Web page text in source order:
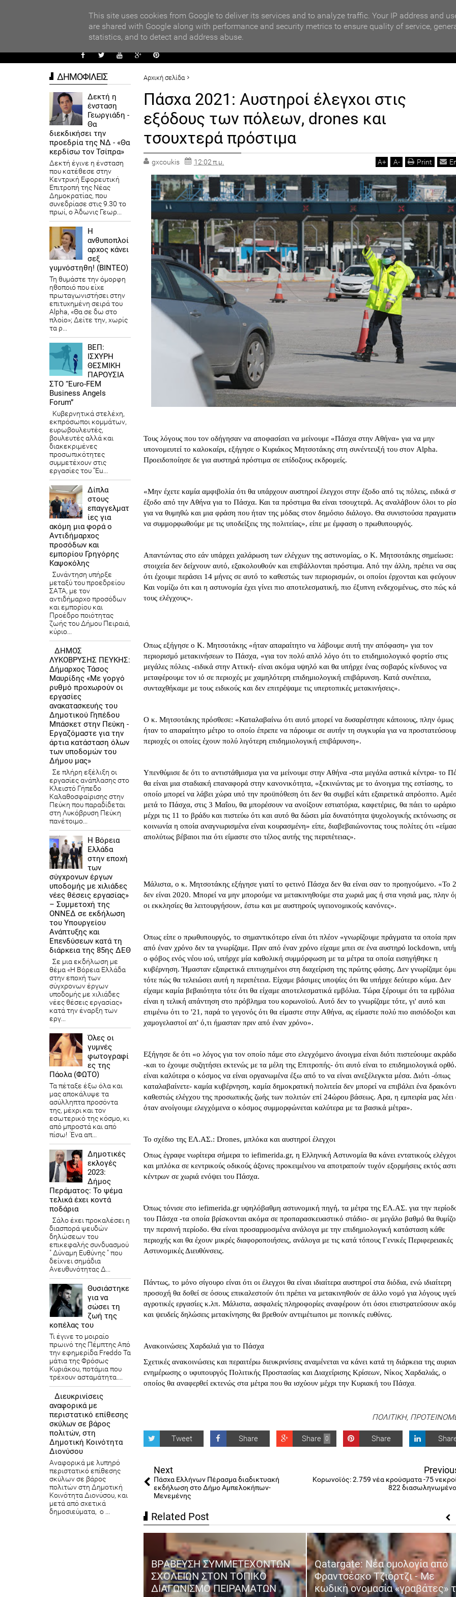
ΑΥΤΟΔΙΟΙΚΗΣΗ
Αρχική σελίδα
ΠΟΛΙΤΙΚΗ
ΠΡΟΤΕΙΝΟΜΕΝΟ
Πάσχα 2021: Αυστηροί έλεγχοι στις εξόδους των πόλεων, drones και τσουχτερά πρόστιμα
Πάσχα 2021: Αυστηροί έλεγχοι στις
εξόδους των πόλεων, drones και
τσουχτερά πρόστιμα
gxcoukis 12:02 π.μ. A+ A- Print
Τους λόγους που τον οδήγησαν να αποφασίσει να μείνουμε «Πάσχα στην Αθήνα» για να μην
υπονομευτεί το καλοκαίρι, εξήγησε ο Κυριάκος Μητσοτάκης στη συνέντευξή του στον Alpha.
Προειδοποίησε δε για αυστηρά πρόστιμα σε επίδοξους εκδρομείς.
«Μην έχετε καμία αμφιβολία ότι θα υπάρχουν αυστηροί έλεγχοι στην έξοδο από τις πόλεις, ειδικά
έξοδο από την Αθήνα για το Πάσχα. Και τα πρόστιμα θα είναι τσουχτερά. Ας αναλάβουν όλοι το
για να θυμηθώ και μια φράση που ήταν της μόδας στον δημόσιο διάλογο. Θα συνιστούσα
να συμμορφωθούμε με τις υποδείξεις της πολιτείας», είπε με έμφαση ο πρωθυπουργός.
Απαντώντας στο εάν υπάρχει χαλάρωση των ελέγχων της αστυνομίας, ο Κ. Μητσοτάκης σημείωσε:
στοιχεία δεν δείχνουν αυτό, εξακολουθούν και επιβάλλονται πρόστιμα. Από την άλλη, πρέπει να
ότι έχουμε περάσει 14 μήνες σε αυτό το καθεστώς των περιορισμών, οι οποίοι έρχονται και
Και νομίζω ότι και η αστυνομία έχει γίνει πιο αποτελεσματική, πιο έξυπνη ενδεχομένως, στο πώς
τους ελέγχους».
Οπως εξήγησε ο Κ. Μητσοτάκης «ήταν απαραίτητο να λάβουμε αυτή την απόφαση» για τον
περιορισμό μετακινήσεων το Πάσχα, «για τον πολύ απλό λόγο ότι το επιδημιολογικό φορτίο στις
μεγάλες πόλεις -ειδικά στην Αττική- είναι ακόμα υψηλό και θα υπήρχε ένας σοβαρός κίνδυνος να
μεταφέρουμε τον ιό σε περιοχές με χαμηλότερη επιδημιολογική επιβάρυνση. Κατά συνέπεια,
συνταχθήκαμε με τους ειδικούς και δεν επιτρέψαμε τις υπερτοπικές μετακινήσεις».
Ο κ. Μητσοτάκης πρόσθεσε: «Καταλαβαίνω ότι αυτό μπορεί να δυσαρέστησε κάποιους, πλην όμως
ήταν το απαραίτητο μέτρο το οποίο έπρεπε να πάρουμε σε αυτήν τη συγκυρία για να
περιοχές οι οποίες έχουν πολύ λιγότερη επιδημιολογική επιβάρυνση».
Υπενθύμισε δε ότι το αντιστάθμισμα για να μείνουμε στην Αθήνα -στα μεγάλα αστικά κέντρα- το
θα είναι μια σταδιακή επαναφορά στην κανονικότητα, «ξεκινώντας με το άνοιγμα της εστίασης, το
οποίο μπορεί να λάβει χώρα υπό την προϋπόθεση ότι δεν θα συμβεί κάτι εξαιρετικά απρόοπτο.
μετά το Πάσχα, στις 3 Μαΐου, θα μπορέσουν να ανοίξουν εστιατόρια, καφετέριες, θα πάει το ωράριο
μέχρι τις 11 το βράδυ και πιστεύω ότι και αυτό θα δώσει μία δυνατότητα ψυχολογικής εκτόνωσης
κοινωνία η οποία αναγνωρισμένα είναι κουρασμένη» είπε, διαβεβαιώνοντας τους πολίτες ότι
απολύτως βέβαιοι πια ότι είμαστε στο τέλος αυτής της περιπέτειας».
Μάλιστα, ο κ. Μητσοτάκης εξήγησε γιατί το φετινό Πάσχα δεν θα είναι σαν το προηγούμενο. «Το
δεν είναι 2020. Μπορεί να μην μπορούμε να μετακινηθούμε στα χωριά μας ή στα νησιά μας, πλην
οι εκκλησίες θα λειτουργήσουν, έστω και με αυστηρούς υγειονομικούς κανόνες».
Οπως είπε ο πρωθυπουργός, το σημαντικότερο είναι ότι πλέον «γνωρίζουμε πράγματα τα οποία πριν
από έναν χρόνο δεν τα γνωρίζαμε. Πριν από έναν χρόνο είχαμε μπει σε ένα αυστηρό lockdown,
ο φόβος ενός νέου ιού, υπήρχε μία καθολική συμμόρφωση με τα μέτρα τα οποία εισηγήθηκε η
κυβέρνηση. Ήμασταν εξαιρετικά επιτυχημένοι στη διαχείριση της πρώτης φάσης. Δεν γνωρίζαμε
τότε πώς θα τελειώσει αυτή η περιπέτεια. Είχαμε βάσιμες υποψίες ότι θα υπήρχε δεύτερο κύμα. Δεν
είχαμε καμία βεβαιότητα τότε ότι θα είχαμε αποτελεσματικά εμβόλια. Τώρα ξέρουμε ότι τα εμβόλια
είναι η τελική απάντηση στο πρόβλημα του κορωνοϊού. Αυτό δεν το γνωρίζαμε τότε, γι' αυτό και
επιμένω ότι το '21, παρά το γεγονός ότι θα είμαστε στην Αθήνα, ας είμαστε πολύ πιο αισιόδοξοι
χαμογελαστοί απ' ό,τι ήμασταν πριν από έναν χρόνο».
Εξήγησε δε ότι «ο λόγος για τον οποίο πάμε στο ελεγχόμενο άνοιγμα είναι διότι πιστεύουμε
-και το έχουμε συζητήσει εκτενώς με τα μέλη της Επιτροπής- ότι αυτό είναι το επιδημιολογικά
είναι καλύτερα ο κόσμος να είναι οργανωμένα έξω από το να είναι ανεξέλεγκτα μέσα. Διότι -όπως
καταλαβαίνετε- καμία κυβέρνηση, καμία δημοκρατική πολιτεία δεν μπορεί να επιβάλει ένα
καθεστώς ελέγχου της προσωπικής ζωής των πολιτών επί 24ώρου βάσεως. Αρα, η εμπειρία μας λέει
όταν ανοίγουμε ελεγχόμενα ο κόσμος συμμορφώνεται καλύτερα με τα βασικά μέτρα».
Το σχέδιο της ΕΛ.ΑΣ.: Drones, μπλόκα και αυστηροί έλεγχοι
Οπως έγραφε νωρίτερα σήμερα το iefimerida.gr, η Ελληνική Αστυνομία θα κάνει εντατικούς
και μπλόκα σε κεντρικούς οδικούς άξονες προκειμένου να αποτραπούν τυχόν εξορμήσεις εκτός
κέντρων σε χωριά ενόψει του Πάσχα.
Όπως τόνισε στο iefimerida.gr υψηλόβαθμη αστυνομική πηγή, τα μέτρα της ΕΛ.ΑΣ. για την
του Πάσχα -τα οποία βρίσκονται ακόμα σε προπαρασκευαστικό στάδιο- σε μεγάλο βαθμό θα
την περσινή περίοδο. Θα είναι προσαρμοσμένα ανάλογα με την επιδημιολογική κατάσταση κάθε
περιοχής και θα έχουν μικρές διαφοροποιήσεις, ανάλογα με τις κατά τόπους Γενικές Περιφερειακές
Αστυνομικές Διευθύνσεις.
Πάντως, το μόνο σίγουρο είναι ότι οι έλεγχοι θα είναι ιδιαίτερα αυστηροί στα διόδια, ενώ ιδιαίτερη
προσοχή θα δοθεί σε όσους επικαλεστούν ότι πρέπει να μετακινηθούν σε άλλο νομό για λόγους
αγροτικές εργασίες κ.λπ. Μάλιστα, ασφαλείς πληροφορίες αναφέρουν ότι όσοι επιστρατεύσουν
και ψευδείς δηλώσεις μετακίνησης θα βρεθούν αντιμέτωποι με ποινικές ευθύνες.
Ανακοινώσεις Χαρδαλιά για το Πάσχα
Σχετικές ανακοινώσεις και περαιτέρω διευκρινίσεις αναμένεται να κάνει κατά τη διάρκεια της
ενημέρωσης ο υφυπουργός Πολιτικής Προστασίας και Διαχείρισης Κρίσεων, Νίκος Χαρδαλιάς, ο
οποίος θα αναφερθεί εκτενώς στα μέτρα που θα ισχύουν μέχρι την Κυριακή του Πάσχα.
ΠΟΛΙΤΙΚΗ,
Tweet Share 0
Share Share
Next
Πάσχα Ελλήνων Πέρασμα διαδικτυακή
εκδήλωση στο Δήμο Αμπελοκήπων-
Μενεμένης
Κορωνοϊός: 2.759 νέα κρούσματα -75
822
Related Post
ΒΡΑΒΕΥΣΗ ΣΥΜΜΕΤΕΧΟΝΤΩΝ
ΣΧΟΛΕΙΩΝ ΣΤΟΝ ΤΟΠΙΚΟ
ΔΙΑΓΩΝΙΣΜΟ ΠΕΙΡΑΜΑΤΩΝ
Qatargate: Νέα ομολογία από
Φραντσέσκο Τζιόρτζι - Με
κωδική ονομασία «γραβάτες»
ΔΗΜΟΦΙΛΕΙΣ
Δεκτή η
ένσταση
Γεωργιάδη -
Θα
διεκδικήσει την
προεδρία της ΝΔ - «Θα
κερδίσω τον Τσίπρα»
Δεκτή έγινε η ένσταση
που κατέθεσε στην
Κεντρική Εφορευτική
Επιτροπή της Νέας
Δημοκρατίας, που
συνεδρίασε στις 9.30 το
πρωί, ο Άδωνις Γεωρ...
Η
ανθυποπλοί
αρχος κάνει
σεξ
γυμνόστηθη! (ΒΙΝΤΕΟ)
Τη θυμάστε την όμορφη
ηθοποιό που είχε
πρωταγωνιστήσει στην
επιτυχημένη σειρά του
Alpha, «Θα σε δω στο
πλοίο»; Δείτε την, χωρίς
τα ρ...
ΒΕΠ:
ΙΣΧΥΡΗ
ΘΕΣΜΙΚΗ
ΠΑΡΟΥΣΙΑ
ΣΤΟ “Euro-FEM
Business Angels
Forum”
Κυβερνητικά στελέχη,
εκπρόσωποι κομμάτων,
ευρωβουλευτές,
βουλευτές αλλά και
διακεκριμένες
προσωπικότητες
συμμετέχουν στις
εργασίες του “Eu...
Δίπλα
στους
επαγγελματ
ίες για
ακόμη μια φορά ο
Αντιδήμαρχος
προσόδων και
εμπορίου Γρηγόρης
Καψοκόλης
Συνάντηση υπήρξε
μεταξύ του προεδρείου
ΣΑΤΑ, με τον
αντιδήμαρχο προσόδων
και εμπορίου και
Προέδρο ποιότητας
ζωής του Δήμου Πειραιά,
κύριο...
ΔΗΜΟΣ
ΛΥΚΟΒΡΥΣΗΣ ΠΕΥΚΗΣ:
Δήμαρχος Τάσος
Μαυρίδης «Με γοργό
ρυθμό προχωρούν οι
εργασίες
ανακατασκευής του
Δημοτικού Γηπέδου
Μπάσκετ στην Πεύκη -
Εργαζόμαστε για την
άρτια κατάσταση όλων
των υποδομών του
Δήμου μας»
Σε πλήρη εξέλιξη οι
εργασίες ανάπλασης στο
Κλειστό Γήπεδο
Καλαθοσφαίρισης στην
Πεύκη που παραδίδεται
στη Λυκόβρυση Πεύκη
πανέτοιμο...
Η Βόρεια
Ελλάδα
στην εποχή
των
σύγχρονων έργων
υποδομής με χιλιάδες
νέες θέσεις εργασίας»
– Συμμετοχή της
ΟΝΝΕΔ σε εκδήλωση
του Υπουργείου
Ανάπτυξης και
Επενδύσεων κατά τη
διάρκεια της 85ης ΔΕΘ
Σε μια εκδήλωση με
θέμα «Η Βόρεια Ελλάδα
στην εποχή των
σύγχρονων έργων
υποδομής με χιλιάδες
νέες θέσεις εργασίας»
κατά την έναρξη των
εργ...
Όλες οι
γυμνές
φωτογραφί
ες της
Πάολα (ΦΩΤΟ)
Τα πέταξε έξω όλα και
μας αποκάλυψε τα
ασύλληπτα προσόντα
της, μέχρι και τον
εσωτερικό της κόσμο, κι
από μπροστά και από
πίσω! Ένα απ...
Δημοτικές
εκλογές
2023:
Δήμος
Περάματος: Το ψέμα
τελικά έχει κοντά
ποδάρια
Σάλο έχει προκαλέσει η
διασπορά ψευδών
δηλώσεων του
επικεφαλής συνδυασμού
" Δύναμη Ευθύνης " που
δείχνει σημάδια
Ανευθυνότητας Δ...
Θυσιάστηκε
για να
σώσει τη
ζωή της
κοπέλας του
Τι έγινε το μοιραίο
πρωινό της Πέμπτης Από
την εφημερίδα Freddo Τα
μάτια της Φρόσως
Κυριάκου, ποτάμια που
τρέχουν ασταμάτητα....
Διευκρινίσεις
αναφορικά με
περιστατικό επίθεσης
σκύλων σε βάρος
πολιτών, στη
Δημοτική Κοινότητα
Διονύσου
Αναφορικά με λυπηρό
περιστατικό επίθεσης
σκύλων σε βάρος
πολιτών στη Δημοτική
Κοινότητα Διονύσου, και
μετά από σχετικά
δημοσιεύματα, ο ...
This site uses cookies from Google to deliver its services and to analyze traffic. Your IP address and
are shared with Google along with performance and security metrics to ensure quality of service,
statistics, and to detect and address abuse.